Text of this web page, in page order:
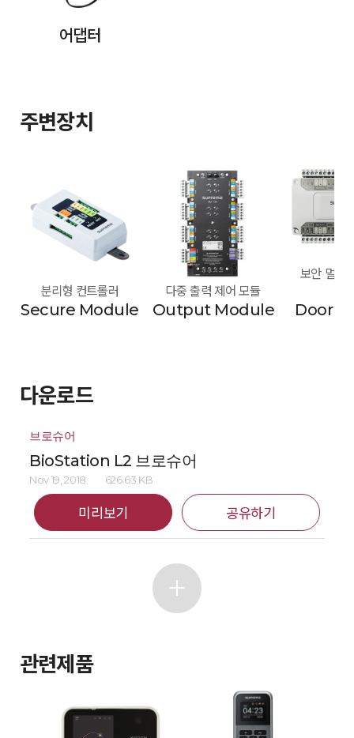
어댑터
주변장치
분리형 컨트롤러
Secure Module
다중 출력 제어 모듈
Output Module
보안 멀티
Door
다운로드
브로슈어
BioStation L2 브로슈어
Nov 19, 2018 626.63 KB
미리보기 공유하기
관련제품